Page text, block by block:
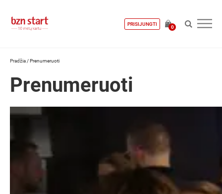
PRISIJUNGTI
0
Pradžia /Prenumeruoti
Prenumeruoti